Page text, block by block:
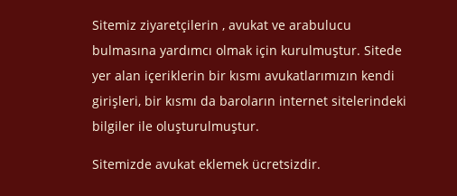
Sitemiz ziyaretçilerin , avukat ve arabulucu
bulmasına yardımcı olmak için kurulmuştur. Sitede
yer alan içeriklerin bir kısmı avukatlarımızın kendi
girişleri, bir kısmı da baroların internet sitelerindeki
bilgiler ile oluşturulmuştur.
Sitemizde avukat eklemek ücretsizdir.